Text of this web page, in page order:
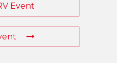
Event